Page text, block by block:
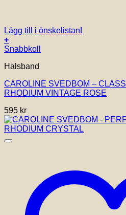
Lägg till i önskelistan!
+
Snabbkoll
Halsband
CAROLINE SVEDBOM –
RHODIUM VINTAGE ROSE
595 kr